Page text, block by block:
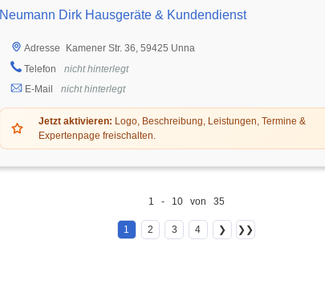
Neumann Dirk Hausgeräte & Kundendienst
Adresse
Kamener Str. 36, 59425 Unna
Telefon
nicht hinterlegt
E-Mail
nicht hinterlegt
Jetzt aktivieren: Logo, Beschreibung, Leistungen, Termine &
Expertenpage freischalten.
1 - 10 von 35
1 2 3 4 ❯ ❯❯